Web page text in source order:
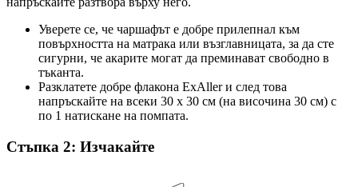
Уверете се, че чаршафът е добре прилепнал към
повърхността на матрака или възглавницата, за да сте
сигурни, че акарите могат да преминават свободно в
тъканта.
Разклатете добре флакона ExAller и след това
напръскайте на всеки 30 х 30 см (на височина 30 см) с
по 1 натискане на помпата.
Стъпка 2: Изчакайте